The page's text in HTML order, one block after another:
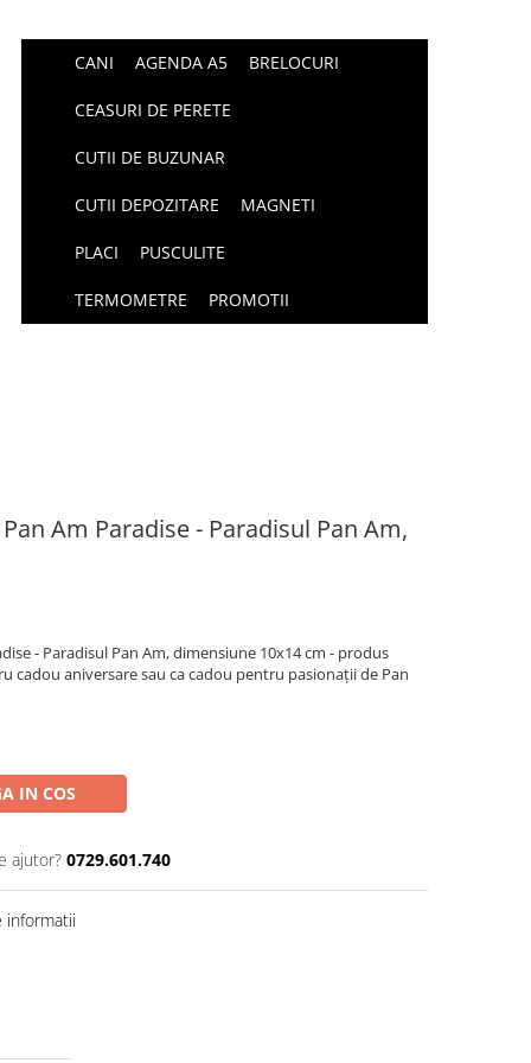
CANI AGENDA A5 BRELOCURI
CEASURI DE PERETE
CUTII DE BUZUNAR
CUTII DEPOZITARE MAGNETI
PLACI PUSCULITE
TERMOMETRE PROMOTII
Am Paradise - Paradisul Pan Am,
- Paradisul Pan Am, dimensiune 10x14 cm - produs
cadou aniversare sau ca cadou pentru pasionații de Pan
IN COS
ajutor? 0729.601.740
informatii